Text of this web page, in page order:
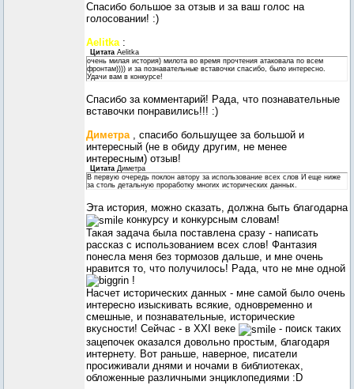
Спасибо большое за отзыв и за ваш голос на
голосовании! :)
Aelitka :
Цитата Aelitka
очень милая история) милота во время прочтения атаковала по всем
фронтам)))) и за познавательные вставочки спасибо, было интересно.
Удачи вам в конкурсе!
Спасибо за комментарий! Рада, что познавательные
вставочки понравились!!! :)
Диметра , спасибо большущее за большой и
интересный (не в обиду другим, не менее
интересным) отзыв!
Цитата Диметра
В первую очередь поклон автору за использование всех слов И еще ниже
за столь детальную проработку многих исторических данных.
Эта история, можно сказать, должна быть благодарна
конкурсу и конкурсным словам!
Такая задача была поставлена сразу - написать
рассказ с использованием всех слов! Фантазия
понесла меня без тормозов дальше, и мне очень
нравится то, что получилось! Рада, что не мне одной
!
Насчет исторических данных - мне самой было очень
интересно изыскивать всякие, одновременно и
смешные, и познавательные, исторические
вкусности! Сейчас - в XXI веке
- поиск таких
зацепочек оказался довольно простым, благодаря
интернету. Вот раньше, наверное, писатели
просиживали днями и ночами в библиотеках,
обложенные различными энциклопедиями :D